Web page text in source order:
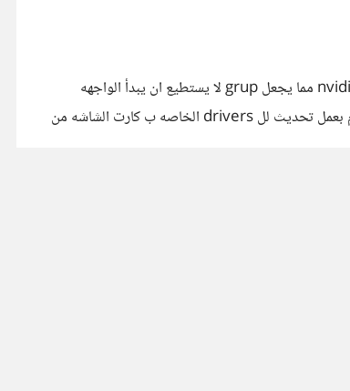
احاول تنصيب Ubuntu 20.04 ولكن تظهر شاشه سوداء عند بدأ الاقلاع وعندما بدأت بالبحث عرفت انه يحدث تعارض مع grup3 و كارت الشاشه nvidia مما يجعل grup لا يستطيع ان يبدأ الواجهه
الرسوميه بنجاح وهو ما يسبب سواد الشاشه ولكن لم استطيع التوصل الى حل او لم افهم الحل لأنه على اصدارات Ubuntu قديمه جدا مفاده انه يقوم بعمل تحديث لل drivers الخاصه ب كارت الشاشه من